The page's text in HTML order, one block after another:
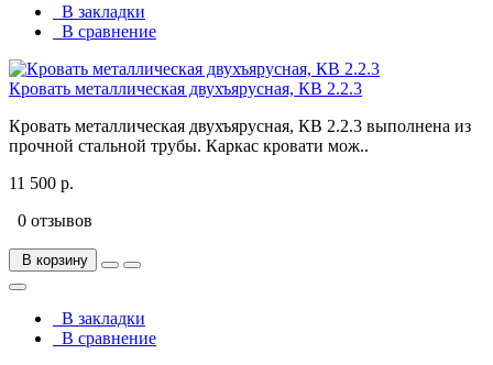
В закладки
В сравнение
Кровать металлическая двухъярусная, КВ 2.2.3
Кровать металлическая двухъярусная, КВ 2.2.3 выполнена из
прочной стальной трубы. Каркас кровати мож..
11 500 р.
0 отзывов
В корзину
В закладки
В сравнение